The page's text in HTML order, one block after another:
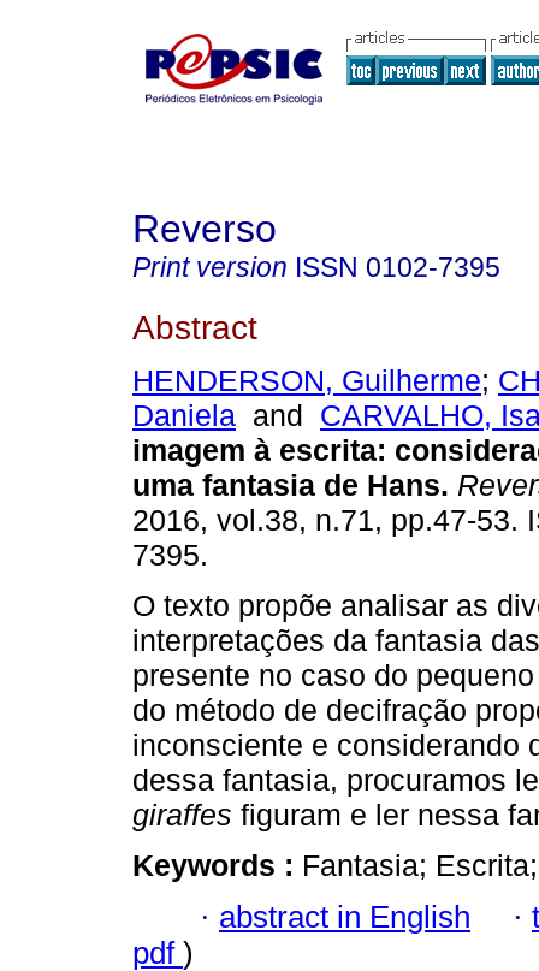
Reverso
Print version ISSN 0102-7395
Abstract
HENDERSON, Guilherme;
Daniela and CARVALHO,
imagem à escrita:
uma fantasia de Hans.
2016, vol.38, n.71, pp.47-53.
7395.
O texto propõe analisar as
interpretações da fantasia
presente no caso do
do método de decifração
inconsciente e considerando
dessa fantasia, procuramos
giraffes figuram e ler nessa
Keywords : Fantasia;
· abstract in English ·
pdf )